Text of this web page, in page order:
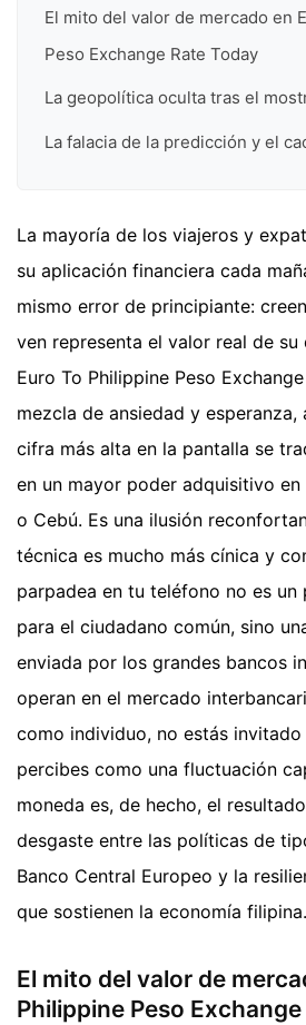
El mito del valor de mercado en
Peso Exchange Rate Today
La geopolítica oculta tras el
La falacia de la predicción y el
La mayoría de los viajeros y
su aplicación financiera cada
mismo error de principiante:
ven representa el valor real de su
Euro To Philippine Peso
mezcla de ansiedad y esperanza,
cifra más alta en la pantalla se
en un mayor poder adquisitivo en
o Cebú. Es una ilusión
técnica es mucho más cínica y
parpadea en tu teléfono no es un
para el ciudadano común, sino
enviada por los grandes bancos
operan en el mercado
como individuo, no estás invitado
percibes como una fluctuación
moneda es, de hecho, el
desgaste entre las políticas de
Banco Central Europeo y la
que sostienen la economía filipina.
El mito del valor de
Philippine Peso